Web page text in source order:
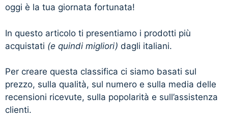
oggi è la tua giornata fortunata!
In questo articolo ti presentiamo i prodotti più
acquistati (e quindi migliori) dagli italiani.
Per creare questa classifica ci siamo basati sul
prezzo, sulla qualità, sul numero e sulla media delle
recensioni ricevute, sulla popolarità e sull’assistenza
clienti.